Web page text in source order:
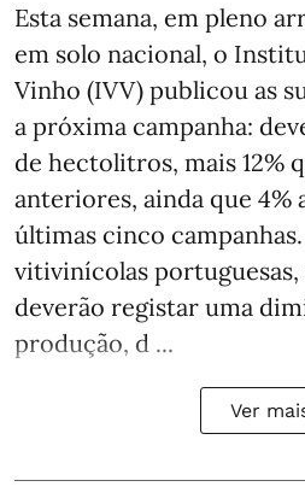
Esta semana, em pleno
em solo nacional, o
Vinho (IVV) publicou as
a próxima campanha:
de hectolitros, mais 12%
anteriores, ainda que 4%
últimas cinco campanhas.
vitivinícolas portuguesas,
deverão registar uma
produção, d ...
Ver